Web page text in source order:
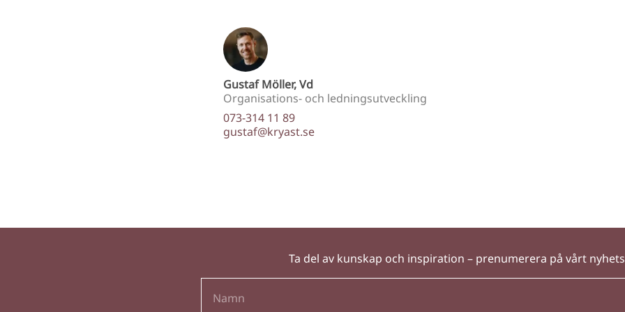
Gustaf Möller, Vd
Organisations- och ledningsutveckling
073-314 11 89
gustaf@kryast.se
Ta del av kunskap och inspiration – prenumerera på vårt